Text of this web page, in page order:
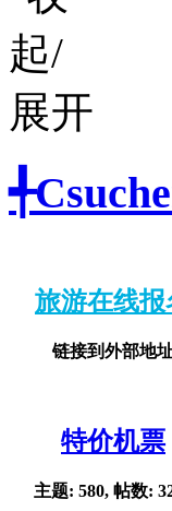
旅游在线报
链接到外部地
特价机票
主题: 580, 帖数: